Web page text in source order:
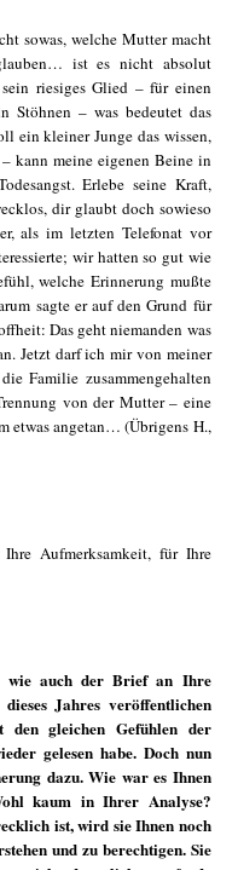
sowas, welche Mutter macht
ist es nicht absolut
riesiges Glied – für einen
Stöhnen – was bedeutet das
ein kleiner Junge das wissen,
kann meine eigenen Beine in
Erlebe seine Kraft,
dir glaubt doch sowieso
als im letzten Telefonat vor
wir hatten so gut wie
welche Erinnerung mußte
sagte er auf den Grund für
Das geht niemanden was
Jetzt darf ich mir von meiner
Familie zusammengehalten
von der Mutter – eine
etwas angetan… (Übrigens H.,
Aufmerksamkeit, für Ihre
auch der Brief an Ihre
Jahres veröffentlichen
gleichen Gefühlen der
gelesen habe. Doch nun
dazu. Wie war es Ihnen
kaum in Ihrer Analyse?
ist, wird sie Ihnen noch
und zu berechtigen. Sie